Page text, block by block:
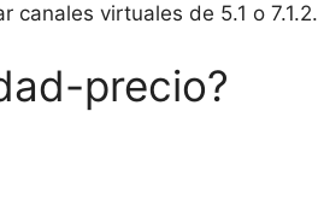
canales virtuales de 5.1 o 7.1.2.
precio?